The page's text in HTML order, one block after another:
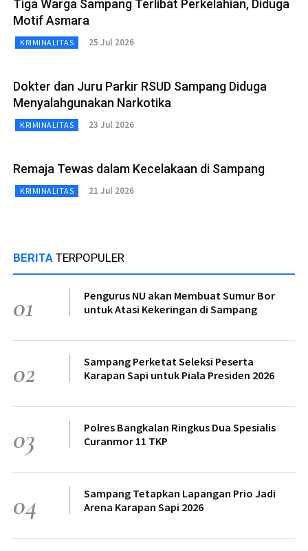
Tiga Warga Sampang Terlibat Perkelahian, Diduga
Motif Asmara
KRIMINALITAS 25 Jul 2026
Dokter dan Juru Parkir RSUD Sampang Diduga
Menyalahgunakan Narkotika
KRIMINALITAS 23 Jul 2026
Remaja Tewas dalam Kecelakaan di Sampang
KRIMINALITAS 21 Jul 2026
BERITA TERPOPULER
01
Pengurus NU akan Membuat Sumur Bor
untuk Atasi Kekeringan di Sampang
02
Sampang Perketat Seleksi Peserta
Karapan Sapi untuk Piala Presiden 2026
03
Polres Bangkalan Ringkus Dua Spesialis
Curanmor 11 TKP
04
Sampang Tetapkan Lapangan Prio Jadi
Arena Karapan Sapi 2026